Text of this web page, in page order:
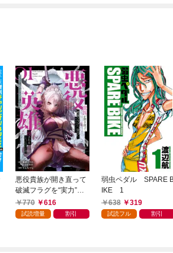
悪役貴族が開き直って
破滅フラグを“実力”で
叩き折っていたら、い
つの間にかヒロイン達
770 616
試読増量 割引
弱虫ペダル SPARE
IKE 1
638
319
試読フル 割引